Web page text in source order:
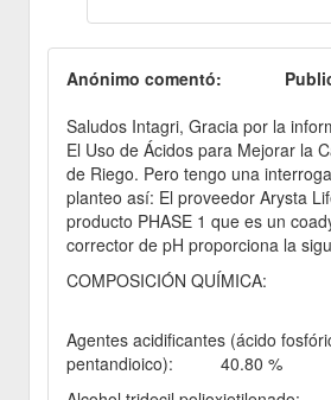
Anónimo comentó:
Saludos Intagri, Gracia por la
El Uso de Ácidos para Mejorar la
de Riego. Pero tengo una
planteo así: El proveedor Arysta
producto PHASE 1 que es un
corrector de pH proporciona la
COMPOSICIÓN QUÍMICA:
P/
Agentes acidificantes (ácido
pentandioico): 40.80 %